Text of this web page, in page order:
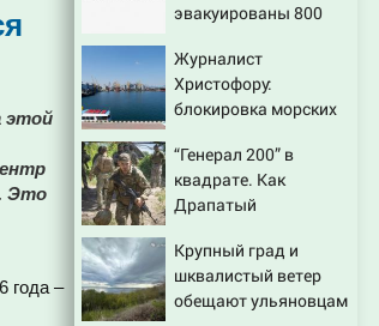
этой
Это
года –
эвакуированы 800
Wildberries
Журналист
Христофору:
блокировка морских
для Украины
“Генерал 200” в
квадрате. Как
Драпатый
Крупный град и
шквалистый ветер
обещают ульяновцам